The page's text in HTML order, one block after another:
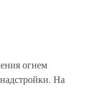
огнем
На